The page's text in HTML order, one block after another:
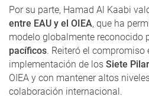
Por su parte, Hamad Al Kaabi
entre EAU y el OIEA, que ha
modelo globalmente reconocido
pacíficos. Reiteró el compromiso
implementación de los Siete
OIEA y con mantener altos
colaboración internacional.